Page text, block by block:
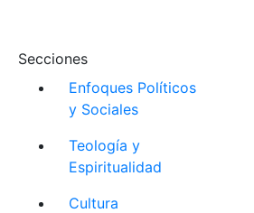
Secciones
Enfoques Políticos
y Sociales
Teología y
Espiritualidad
Cultura